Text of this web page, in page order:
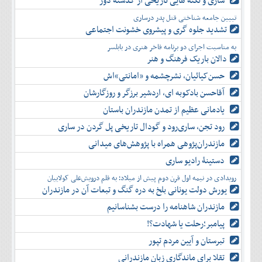
بهمن
اسفند
آذر
دی
بهمن
اسفند
تبیین جامعه شناختی قتل پدر درساری
تشدید جلوه‌ گری و پیشروی خشونت اجتماعی
به مناسبت اجرای دو برنامه فاخر هنری در بابلسر
دالان باریک فرهنگ و هنر
حسن‌کیائیان، نشرچشمه و «امانتی»اش
آقاحسن بادکوبه ای، اردشیر برزگر و روزگارشان
یادمانی عظیم از تمدن مازندران باستان
رود تجن، ساری‌رود و گودال تاریخی پل گردن در ساری
مازندران‌پژوهی همراه با پژوهش‌های میدانی
دستینۀ رادیو ساری
رویدادی در نیمه اول قرن دوم پیش از میلاد؛ به قلم درویش‌علی کولاییان
یورش دولت یونانی بلخ به دره گنگ و تبعات آن در مازندران
مازندران شاهنامه را درست بشناسانیم
پیامبر؛رحلت یا شهادت؟!
تبرستان و آیین مردم تپور
تقلا برای ماندگاری زبان مازندرانی